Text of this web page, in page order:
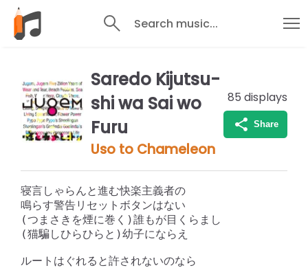
Search music...
Saredo Kijutsu-
shi wa Sai wo
Furu
Uso to Chameleon
85 displays
Share
寝言しゃらんと進む快楽主義者の
鳴らす警告リセットボタンはない
(つまさきを煙に巻く)誰もが目くらまし
(猫騙しひらひらと)幼子にならえ
ルートはぐれると許されないのなら